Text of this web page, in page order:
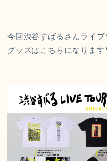
今回渋谷すばるさんライブ
グッズはこちらになります